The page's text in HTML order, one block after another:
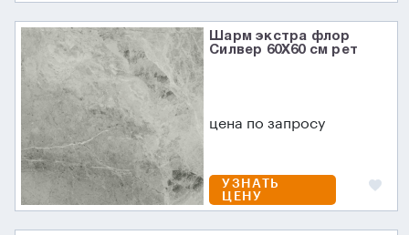
Шарм экстра флор
Силвер 60X60 см рет
цена по запросу
УЗНАТЬ
ЦЕНУ